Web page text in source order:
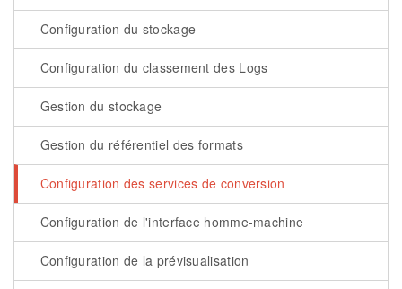
Configuration du stockage
Configuration du classement des Logs
Gestion du stockage
Gestion du référentiel des formats
Configuration des services de conversion
Configuration de l'interface homme-machine
Configuration de la prévisualisation